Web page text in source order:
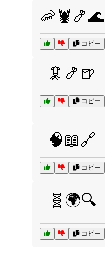
🦐🦞🍤🌊
コピー
🦑🍤🍺
コピー
🧠📖🔗
コピー
🧬🌍🔍
コピー